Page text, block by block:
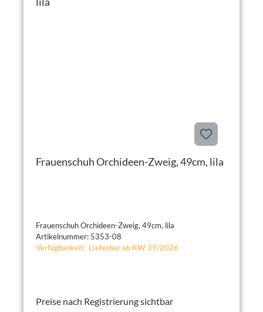
Frauenschuh Orchideen-Zweig, 49cm, lila
Frauenschuh Orchideen-Zweig, 49cm, lila
Artikelnummer: 5353-08
Verfügbarkeit: Lieferbar ab KW 39/2026
Preise nach Registrierung sichtbar